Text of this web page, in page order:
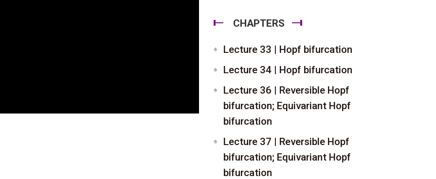
CHAPTERS
Lecture 33 | Hopf bifurcation
Lecture 34 | Hopf bifurcation
Lecture 36 | Reversible Hopf
bifurcation; Equivariant Hopf
bifurcation
Lecture 37 | Reversible Hopf
bifurcation; Equivariant Hopf
bifurcation